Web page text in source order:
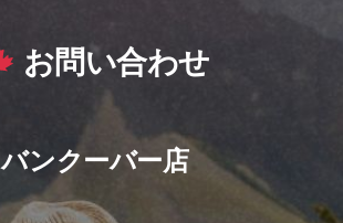
お問い合わせ
バンクーバー店